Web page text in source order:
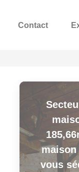
Contact
maison
vous